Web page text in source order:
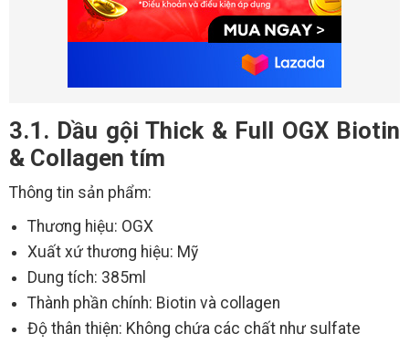
3.1. Dầu gội Thick & Full OGX Biotin
& Collagen tím
Thông tin sản phẩm:
Thương hiệu: OGX
Xuất xứ thương hiệu: Mỹ
Dung tích: 385ml
Thành phần chính: Biotin và collagen
Độ thân thiện: Không chứa các chất như sulfate